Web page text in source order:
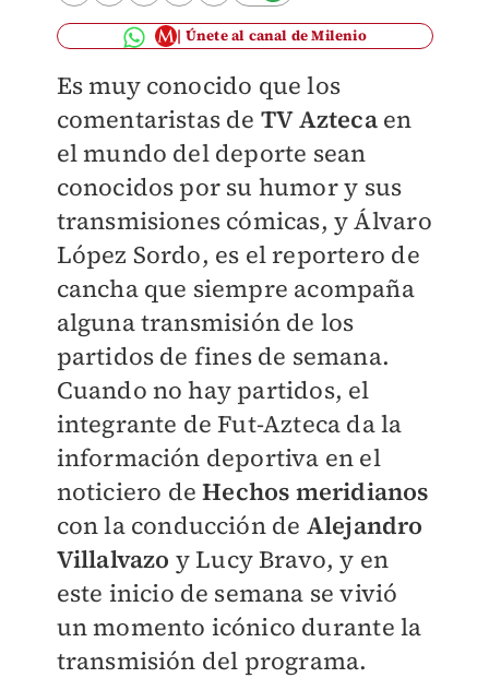
Únete al canal de Milenio
Es muy conocido que los
comentaristas de TV Aztecaen
el mundo del deporte sean
conocidos por su humor y sus
transmisiones cómicas, y Álvaro
López Sordo, es el reportero de
cancha que siempre acompaña
alguna transmisión de los
partidos de fines de semana.
Cuando no hay partidos, el
integrante de Fut-Azteca da la
información deportiva en el
noticiero de Hechos meridianos
con la conducción de Alejandro
Villalvazo y Lucy Bravo, y en
este inicio de semana se vivió
un momento icónico durante la
transmisión del programa.